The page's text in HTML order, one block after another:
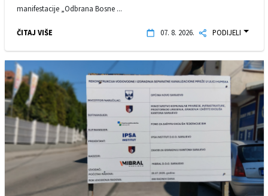
manifestacije „Odbrana Bosne ...
ČITAJ VIŠE 07. 8. 2026. PODIJELI